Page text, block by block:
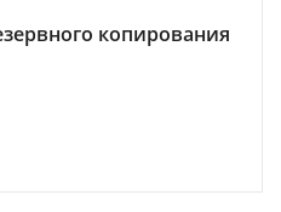
копирования